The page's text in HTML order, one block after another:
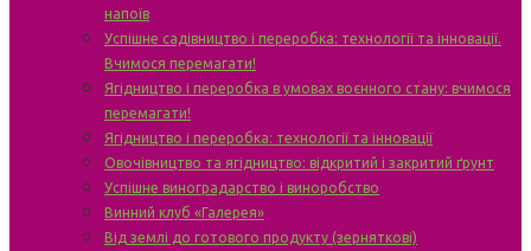
напоїв
Успішне садівництво і переробка: технології та інновації.
Вчимося перемагати!
Ягідництво і переробка в умовах воєнного стану: вчимося
перемагати!
Ягідництво і переробка: технології та інновації
Овочівництво та ягідництво: відкритий і закритий ґрунт
Успішне виноградарство і виноробство
Винний клуб «Галерея»
Від землі до готового продукту (зерняткові)